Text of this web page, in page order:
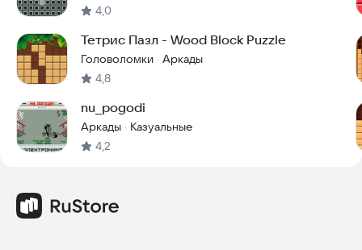
4,0
Тетрис Пазл - Wood Block Puzzle
Головоломки · Аркады
4,8
nu_pogodi
Аркады · Казуальные
4,2